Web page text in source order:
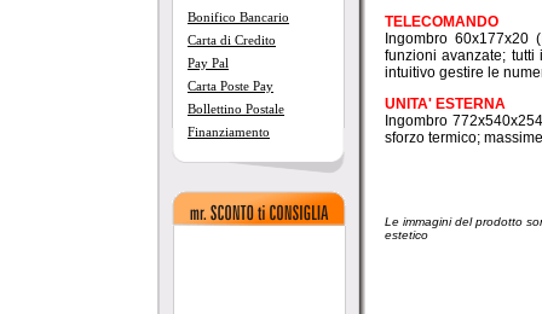
Bonifico Bancario
Carta di Credito
Pay Pal
Carta Poste Pay
Bollettino Postale
Finanziamento
TELECOMANDO
Ingombro 60x177x20
funzioni avanzate;
intuitivo gestire le
UNITA' ESTERNA
Ingombro
sforzo termico;
Le immagini del prodotto
estetico